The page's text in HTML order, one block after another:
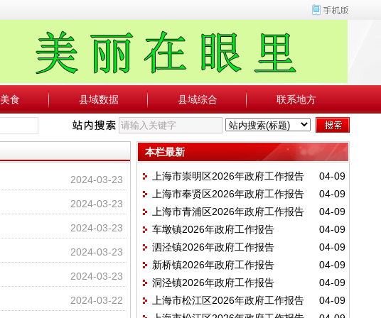
食 县域数据 县域综合 联系地方
2024-03-23
2024-03-23
2024-03-23
2024-03-23
2024-03-23
2024-03-22
本栏最新
04-09
上海市崇明区2026年政府工作报告
04-09
上海市奉贤区2026年政府工作报告
04-09
上海市青浦区2026年政府工作报告
04-09
车墩镇2026年政府工作报告
04-09
泗泾镇2026年政府工作报告
04-09
新桥镇2026年政府工作报告
04-09
洞泾镇2026年政府工作报告
04-09
上海市松江区2026年政府工作报告